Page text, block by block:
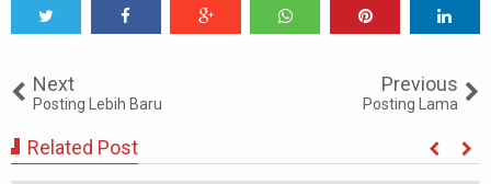
Next
Posting Lebih Baru
Previous
Posting Lama
Related Post